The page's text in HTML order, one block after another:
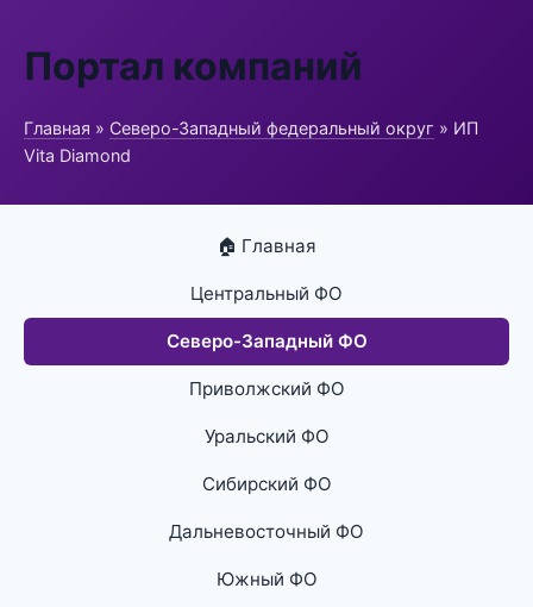
Портал компаний
Главная » Северо-Западный федеральный округ » ИП
Vita Diamond
🏠 Главная
Центральный ФО
Северо-Западный ФО
Приволжский ФО
Уральский ФО
Сибирский ФО
Дальневосточный ФО
Южный ФО